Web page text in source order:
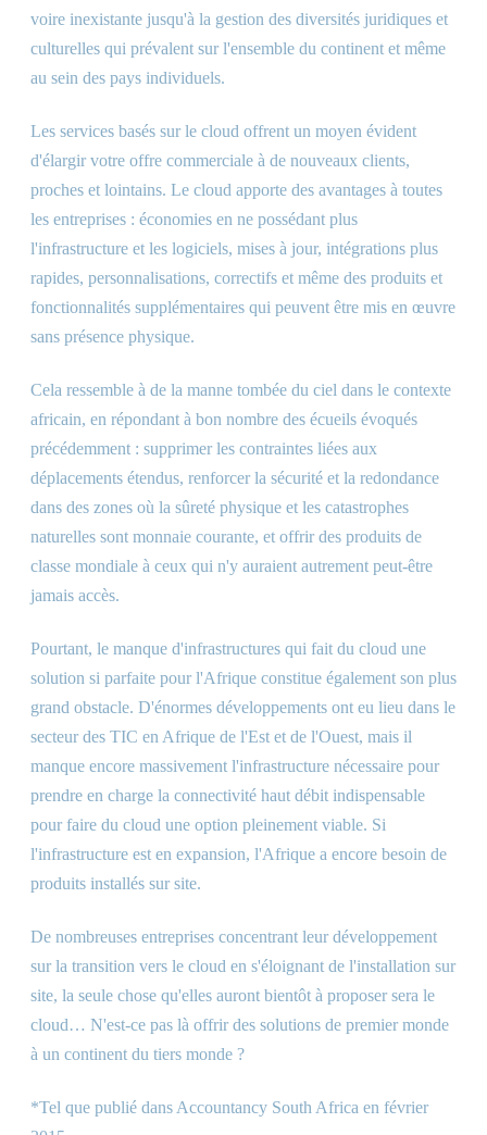
voire inexistante jusqu'à la gestion des diversités juridiques et
culturelles qui prévalent sur l'ensemble du continent et même
au sein des pays individuels.
Les services basés sur le cloud offrent un moyen évident
d'élargir votre offre commerciale à de nouveaux clients,
proches et lointains. Le cloud apporte des avantages à toutes
les entreprises : économies en ne possédant plus
l'infrastructure et les logiciels, mises à jour, intégrations plus
rapides, personnalisations, correctifs et même des produits et
fonctionnalités supplémentaires qui peuvent être mis en œuvre
sans présence physique.
Cela ressemble à de la manne tombée du ciel dans le contexte
africain, en répondant à bon nombre des écueils évoqués
précédemment : supprimer les contraintes liées aux
déplacements étendus, renforcer la sécurité et la redondance
dans des zones où la sûreté physique et les catastrophes
naturelles sont monnaie courante, et offrir des produits de
classe mondiale à ceux qui n'y auraient autrement peut-être
jamais accès.
Pourtant, le manque d'infrastructures qui fait du cloud une
solution si parfaite pour l'Afrique constitue également son plus
grand obstacle. D'énormes développements ont eu lieu dans le
secteur des TIC en Afrique de l'Est et de l'Ouest, mais il
manque encore massivement l'infrastructure nécessaire pour
prendre en charge la connectivité haut débit indispensable
pour faire du cloud une option pleinement viable. Si
l'infrastructure est en expansion, l'Afrique a encore besoin de
produits installés sur site.
De nombreuses entreprises concentrant leur développement
sur la transition vers le cloud en s'éloignant de l'installation sur
site, la seule chose qu'elles auront bientôt à proposer sera le
cloud… N'est-ce pas là offrir des solutions de premier monde
à un continent du tiers monde ?
*Tel que publié dans Accountancy South Africa en février